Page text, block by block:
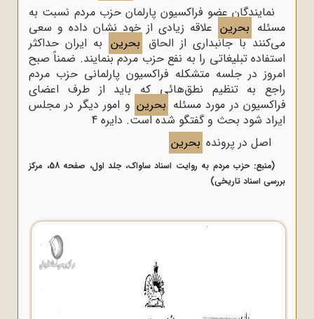
نمایندگان عضو فراکسیون پارلمان حزب مردم نسبت به
مسئله بحرین علاقه زیادی از خود نشان داده و سعی
می‌کنند با جانبداری از الحاق بحرین به ایران حداکثر
استفاده تبلیغاتی را به نفع حزب مردم بنمایند. ضمناً صبح
امروز در جلسه متشکله فراکسیون پارلمانی حزب مردم
راجع به تنظیم نطق‌هائی که باید از طرف اعضای
فراکسیون در مورد مسئله بحرین و امور دیگر در مجلس
ایراد شود بحث و گفتگو شده است. دایره 4
اصل در پرونده بحرین
(منبع: حزب مردم به روایت اسناد ساواک، جلد اول، صفحه 58، مرکز
بررسی اسناد تاریخی)